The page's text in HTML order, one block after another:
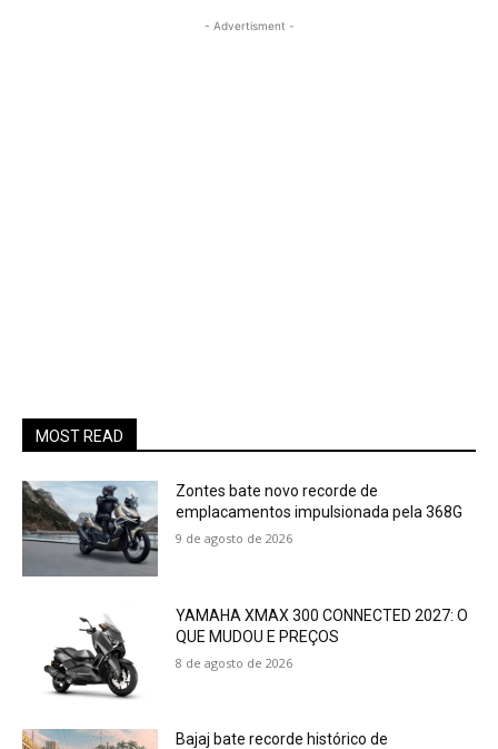
- Advertisment -
MOST READ
Zontes bate novo recorde de
emplacamentos impulsionada pela 368G
9 de agosto de 2026
YAMAHA XMAX 300 CONNECTED 2027: O
QUE MUDOU E PREÇOS
8 de agosto de 2026
Bajaj bate recorde histórico de